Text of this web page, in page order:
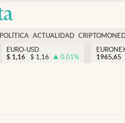
USA
POLÍTICA ACTUALIDAD
EURO-USD
$ 1,16 $ 1,16 0.01%
1965,65